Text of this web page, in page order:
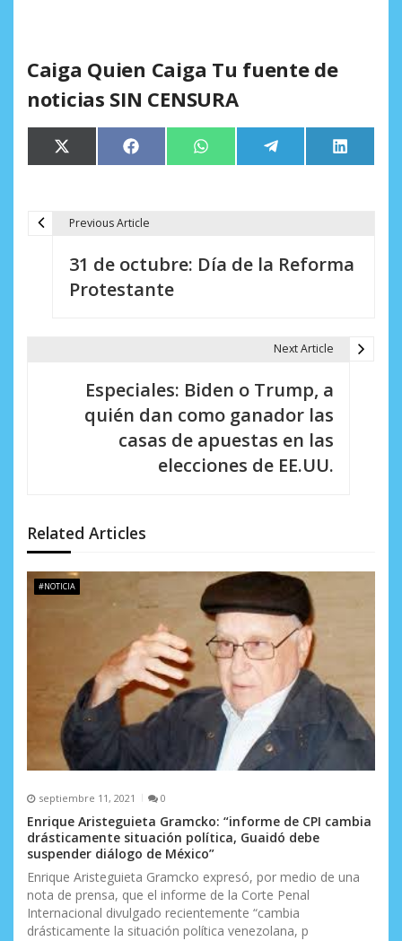
Caiga Quien Caiga Tu fuente de
noticias SIN CENSURA
Compartir
en
X
(Twitter)
Compartir
en
Facebook Compartir
en
WhatsApp Compartir
en
Telegram
en
LinkedIn
n
d
e
a
d
a
s
Previous Article
31 de octubre: Día de la Reforma
Protestante
Next Article
Especiales: Biden o Trump, a
quién dan como ganador las
casas de apuestas en las
elecciones de EE.UU.
Related Articles
#NOTICIA
septiembre 11, 2021 0
Enrique Aristeguieta Gramcko: “informe de CPI cambia
drásticamente situación política, Guaidó debe
suspender diálogo de México”
Enrique Aristeguieta Gramcko expresó, por medio de una
nota de prensa, que el informe de la Corte Penal
Internacional divulgado recientemente “cambia
drásticamente la situación política venezolana, p